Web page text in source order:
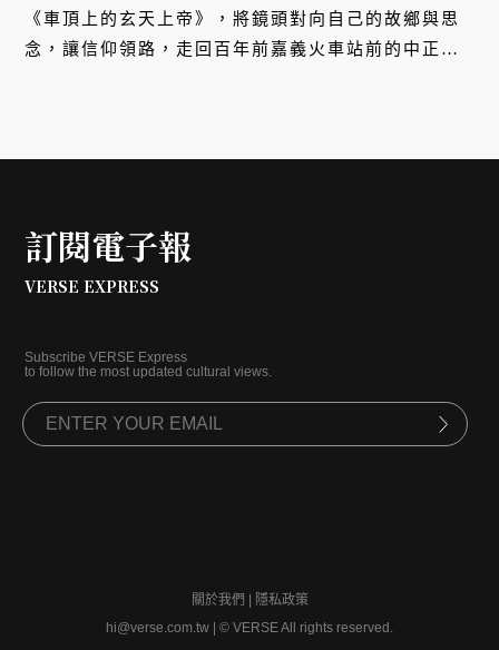
《車頂上的玄天上帝》，將鏡頭對向自己的故鄉與思
念，讓信仰領路，走回百年前嘉義火車站前的中正
訂閱電子報
VERSE EXPRESS
Subscribe VERSE Express
to follow the most updated cultural views.
關於我們
隱私政策
hi@verse.com.tw
© VERSE All rights reserved.